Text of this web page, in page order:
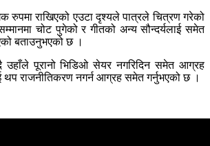
रुपमा राखिएको एउटा दृश्यले पात्रले चित्रण गरेको
चोट पुगेको र गीतको अन्य सौन्दर्यलाई समेत
बताउनुभएको छ ।
पूरानो भिडिओ सेयर नगरिदिन समेत आग्रह
थप राजनीतिकरण नगर्न आग्रह समेत गर्नुभएको छ ।